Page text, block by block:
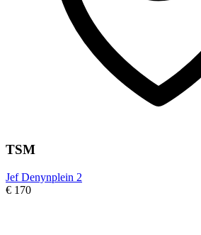
TSM
Jef Denynplein 2
€ 170